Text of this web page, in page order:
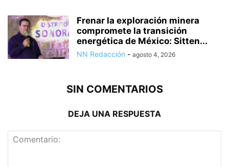
Frenar la exploración minera
compromete la transición
energética de México: Sitten...
NN Redacción - agosto 4, 2026
SIN COMENTARIOS
DEJA UNA RESPUESTA